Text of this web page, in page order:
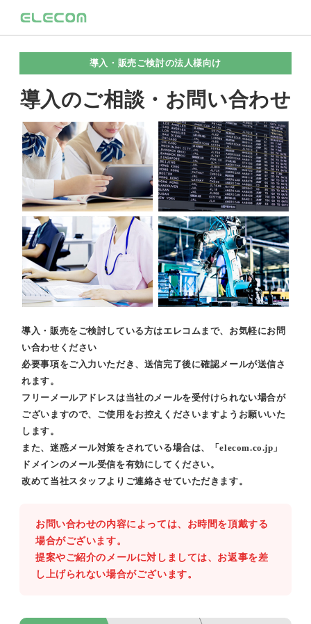
導入・販売ご検討の法人様向け
導入のご相談・お問い合わせ
導入・販売をご検討している方はエレコムまで、お気軽にお問
い合わせください
必要事項をご入力いただき、送信完了後に確認メールが送信さ
れます。
フリーメールアドレスは当社のメールを受付けられない場合が
ございますので、ご使用をお控えくださいますようお願いいた
します。
また、迷惑メール対策をされている場合は、「elecom.co.jp」
ドメインのメール受信を有効にしてください。
改めて当社スタッフよりご連絡させていただきます。
お問い合わせの内容によっては、お時間を頂戴する
場合がございます。
提案やご紹介のメールに対しましては、お返事を差
し上げられない場合がございます。